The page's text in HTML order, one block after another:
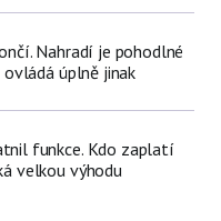
Nahradí je pohodlné
úplně jinak
funkce. Kdo zaplatí
velkou výhodu